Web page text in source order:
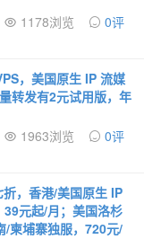
1178浏览
0评
，美国原生 IP 流媒
转发有2元试用版，年
1963浏览
0评
，香港/美国原生 IP
元起/月；美国洛杉
/柬埔寨独服，720元/